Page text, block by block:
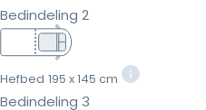
Bedindeling 2
Hefbed 195 x 145 cm
Bedindeling 3